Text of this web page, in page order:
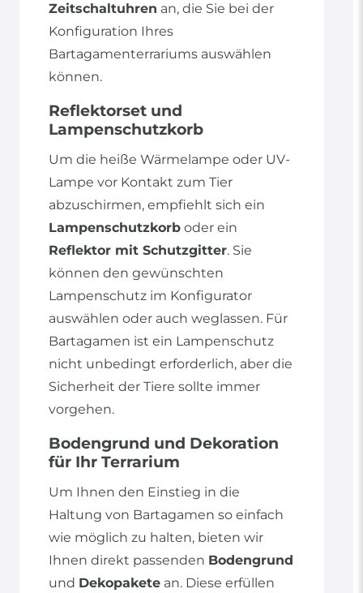
Zeitschaltuhren an, die Sie bei der
Konfiguration Ihres
Bartagamenterrariums auswählen
können.
Reflektorset und
Lampenschutzkorb
Um die heiße Wärmelampe oder UV-
Lampe vor Kontakt zum Tier
abzuschirmen, empfiehlt sich ein
Lampenschutzkorb oder ein
Reflektor mit Schutzgitter. Sie
können den gewünschten
Lampenschutz im Konfigurator
auswählen oder auch weglassen. Für
Bartagamen ist ein Lampenschutz
nicht unbedingt erforderlich, aber die
Sicherheit der Tiere sollte immer
vorgehen.
Bodengrund und Dekoration
für Ihr Terrarium
Um Ihnen den Einstieg in die
Haltung von Bartagamen so einfach
wie möglich zu halten, bieten wir
Ihnen direkt passenden Bodengrund
und Dekopakete an. Diese erfüllen